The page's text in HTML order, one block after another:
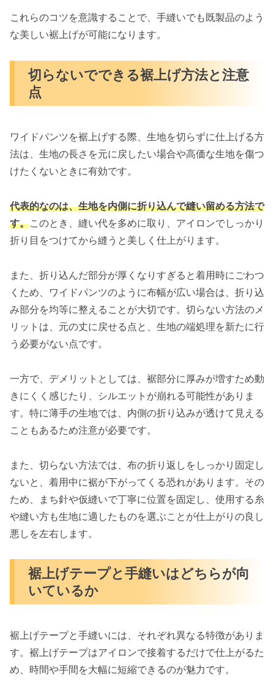
これらのコツを意識することで、手縫いでも既製品のよう
な美しい裾上げが可能になります。
切らないでできる裾上げ方法と注意
点
ワイドパンツを裾上げする際、生地を切らずに仕上げる方
法は、生地の長さを元に戻したい場合や高価な生地を傷つ
けたくないときに有効です。
代表的なのは、生地を内側に折り込んで縫い留める方法で
す。このとき、縫い代を多めに取り、アイロンでしっかり
折り目をつけてから縫うと美しく仕上がります。
また、折り込んだ部分が厚くなりすぎると着用時にごわつ
くため、ワイドパンツのように布幅が広い場合は、折り込
み部分を均等に整えることが大切です。切らない方法のメ
リットは、元の丈に戻せる点と、生地の端処理を新たに行
う必要がない点です。
一方で、デメリットとしては、裾部分に厚みが増すため動
きにくく感じたり、シルエットが崩れる可能性がありま
す。特に薄手の生地では、内側の折り込みが透けて見える
こともあるため注意が必要です。
また、切らない方法では、布の折り返しをしっかり固定し
ないと、着用中に裾が下がってくる恐れがあります。その
ため、まち針や仮縫いで丁寧に位置を固定し、使用する糸
や縫い方も生地に適したものを選ぶことが仕上がりの良し
悪しを左右します。
裾上げテープと手縫いはどちらが向
いているか
裾上げテープと手縫いには、それぞれ異なる特徴がありま
す。裾上げテープはアイロンで接着するだけで仕上がるた
め、時間や手間を大幅に短縮できるのが魅力です。